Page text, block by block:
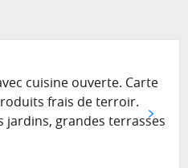
cuisine ouverte. Carte
frais de terroir.
jardins, grandes terrasses